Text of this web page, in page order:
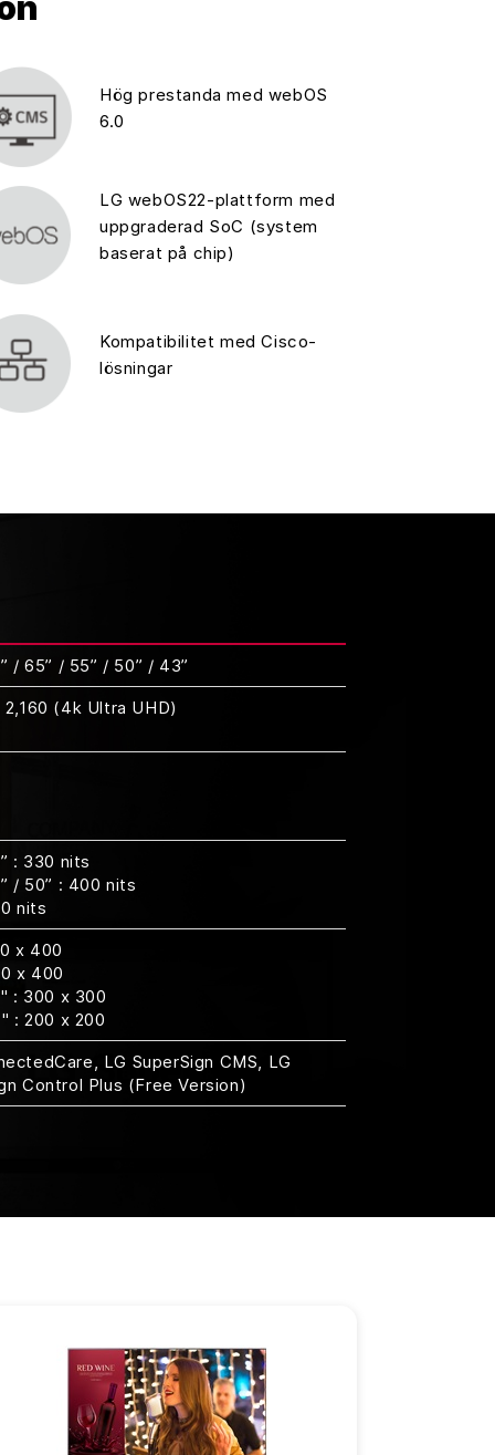
Hög prestanda med webOS
6.0
LG webOS22-plattform med
uppgraderad SoC (system
baserat på chip)
Kompatibilitet med Cisco-
lösningar
/ 65” / 55” / 50” / 43”
(4k Ultra UHD)
: 330 nits
/ 50” : 400 nits
nits
x 400
x 400
: 300 x 300
: 200 x 200
LG SuperSign CMS, LG
Control Plus (Free Version)